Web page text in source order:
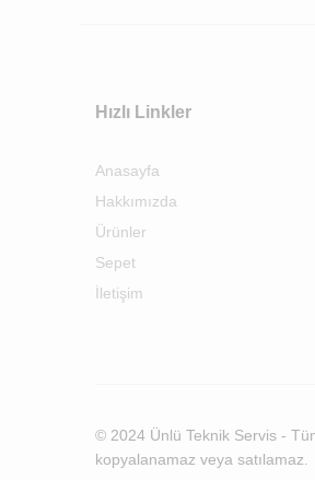
Hızlı Linkler
Anasayfa
Hakkımızda
Ürünler
Sepet
İletişim
© 2024 Ünlü Teknik Servis -
kopyalanamaz veya satılamaz.